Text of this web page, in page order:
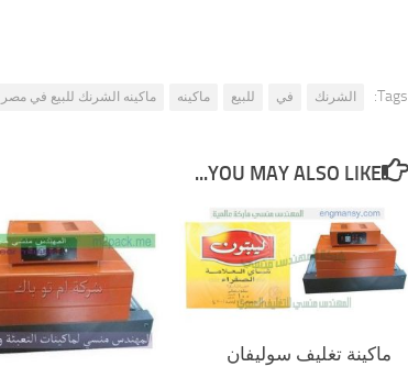
Tags: الشرنك في للبيع ماكينه ماكينه الشرنك للبيع في مصر
YOU MAY ALSO LIKE...
ماكينة تغليف سوليفان